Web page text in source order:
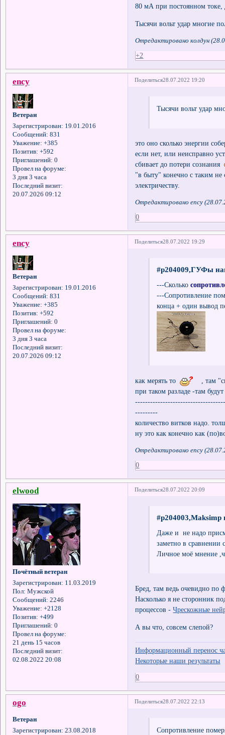
80 мА при постоянном
Тысячи вольт удар многие
Отредактировано колдун
+2
Поделиться28.07.2022 19:20
ency
Ветеран
Зарегистрирован: 19.01.2016
Сообщений: 831
Уважение: +385
Позитив: +592
Приглашений: 0
Провел на форуме:
3 дня 3 часа
Последний визит:
20.07.2026 09:12
Тысячи вольт удар
это оно сколько энергии
если нет, или неисправно
сбивает до потери сознания
"в быту" конечно с таким не
электричеству.
Отредактировано ency
0
Поделиться28.07.2022 19:29
ency
Ветеран
Зарегистрирован: 19.01.2016
Сообщений: 831
Уважение: +385
Позитив: +592
Приглашений: 0
Провел на форуме:
3 дня 3 часа
Последний визит:
20.07.2026 09:12
#p204009,ГУФы
---Сколько
---Сопротивление
конца + один вывод
как мерять то
, там
при таком разладе -там
---------
количество витков надо.
ну это как конечно как
Отредактировано ency
0
Поделиться28.07.2022 20:09
elwood
Почётный ветеран
Зарегистрирован: 11.03.2019
Пол: Мужской
Сообщений: 2246
Уважение: +2128
Позитив: +499
Приглашений: 0
Провел на форуме:
21 день 15 часов
Последний визит:
02.08.2022 20:08
#p204003,Maksimp
Даже и не надо
заметно в сравнении
Личное моё мнение
Бред, там ведь очевидно по
Насколько я не сторонник
процессов -Чрескожные
А вы что, совсем слепой?
Информационный перенос
Некоторые наши результаты
0
Поделиться28.07.2022 22:13
ogo
Ветеран
Зарегистрирован: 23.08.2018
Сопротивление